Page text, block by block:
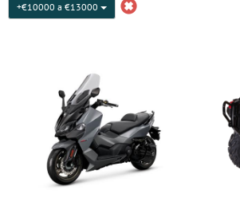
+€10000 a €13000